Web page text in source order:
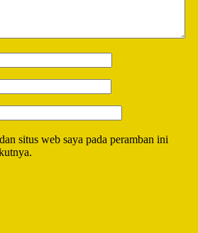
situs web saya pada peramban ini